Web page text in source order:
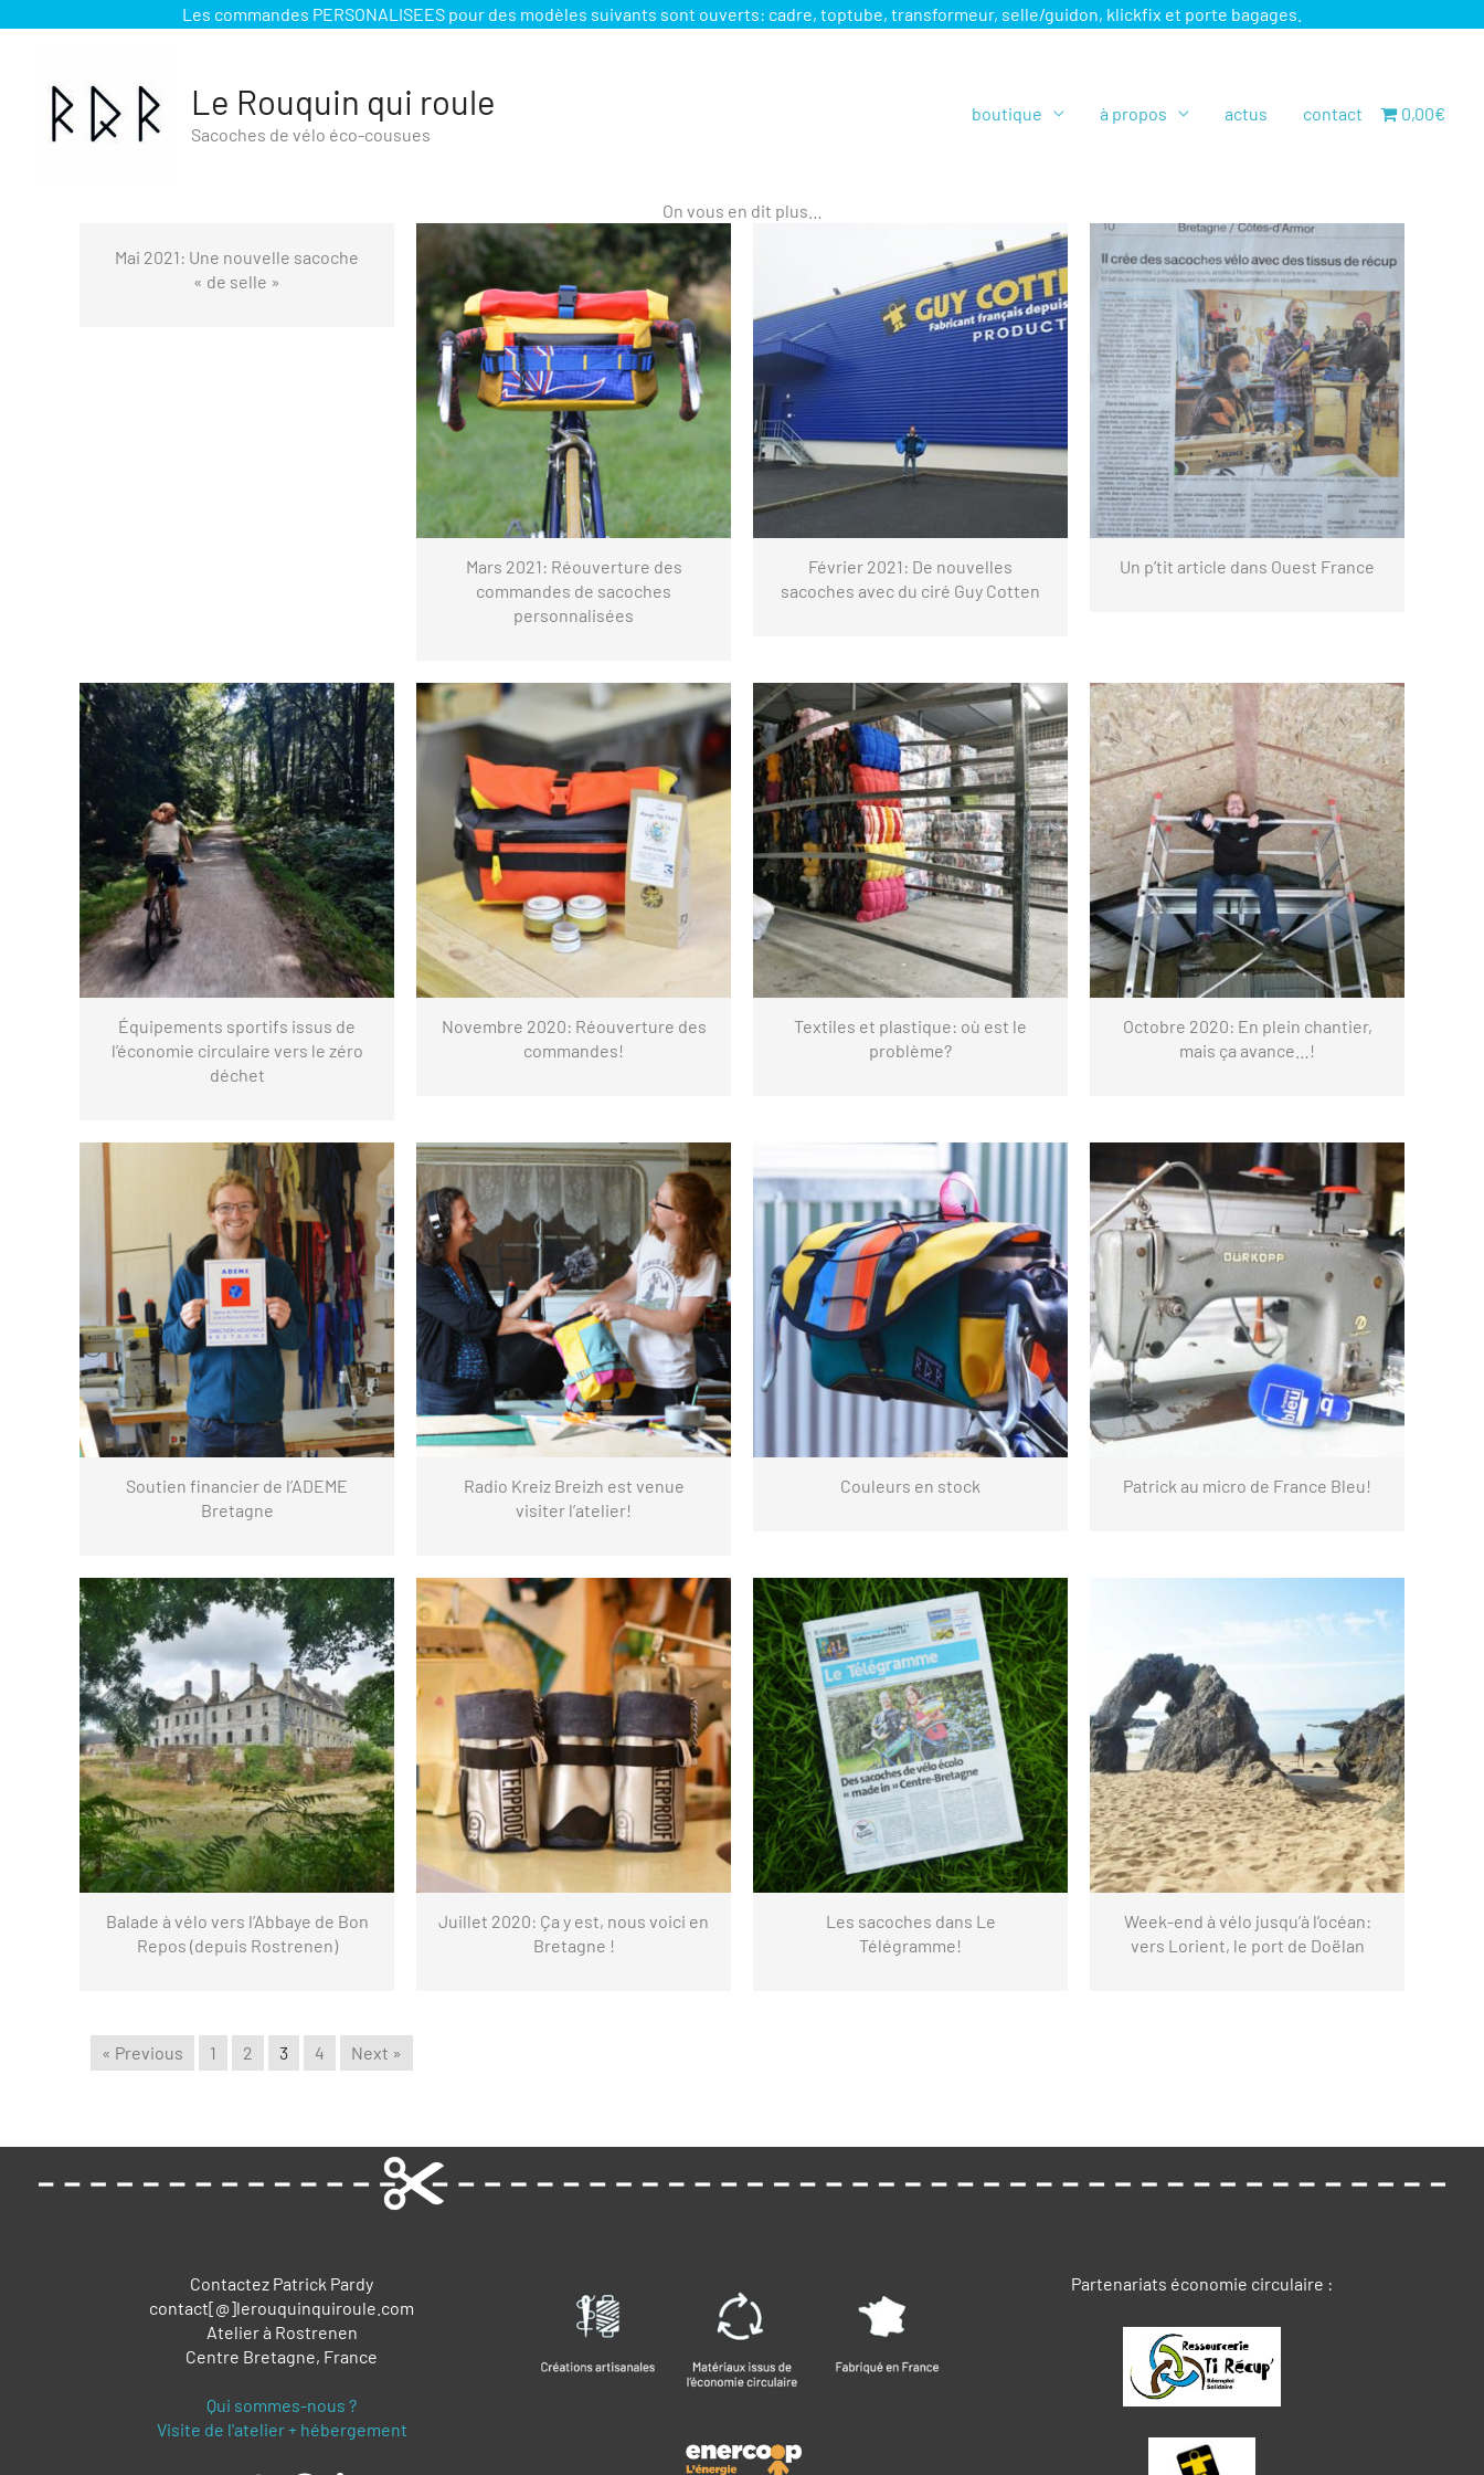
Les commandes PERSONALISEES pour des modèles suivants sont ouverts: cadre, toptube, transformeur, selle/guidon, klickfix et porte bagages.
contenu
Le Rouquin qui roule
Sacoches de vélo éco-cousues
boutique à propos actus contact 0,00€
On vous en dit plus…
Mai 2021: Une nouvelle sacoche
« de selle »
Mars 2021: Réouverture des
commandes de sacoches
personnalisées
Février 2021: De nouvelles
sacoches avec du ciré Guy Cotten
Un p’tit article dans Ouest France
Équipements sportifs issus de
l’économie circulaire vers le zéro
déchet
Novembre 2020: Réouverture des
commandes!
Textiles et plastique: où est le
problème?
Octobre 2020: En plein chantier,
mais ça avance…!
Soutien financier de l’ADEME
Bretagne
Radio Kreiz Breizh est venue
visiter l’atelier!
Couleurs en stock Patrick au micro de France Bleu!
Balade à vélo vers l’Abbaye de Bon
Repos (depuis Rostrenen)
Juillet 2020: Ça y est, nous voici en
Bretagne !
Les sacoches dans Le
Télégramme!
Week-end à vélo jusqu’à l’océan:
vers Lorient, le port de Doëlan
« Previous 1 2 3 4 Next »
Contactez Patrick Pardy
contact[@]lerouquinquiroule.com
Atelier à Rostrenen
Centre Bretagne, France
Qui sommes-nous ?
Visite de l'atelier + hébergement
Partenariats économie circulaire :